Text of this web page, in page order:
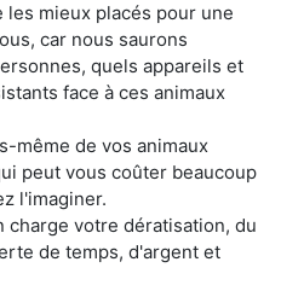
les mieux placés pour une
car nous saurons
quels appareils et
face à ces animaux
même de vos animaux
peut vous coûter beaucoup
l'imaginer.
charge votre dératisation, du
de temps, d'argent et